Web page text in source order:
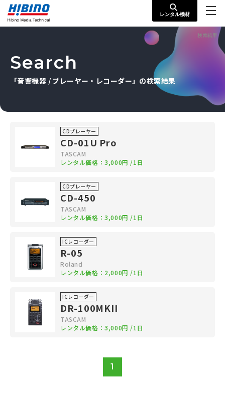
レンタル機材
検索結果
Search
「音響機器 / プレーヤー・レコーダー」の検索結果
CDプレーヤー
CD-01U Pro
TASCAM
レンタル価格：3,000円 /1日
CDプレーヤー
CD-450
TASCAM
レンタル価格：3,000円 /1日
ICレコーダー
R-05
Roland
レンタル価格： 2,000円 /1日
ICレコーダー
DR-100MKII
TASCAM
レンタル価格：3,000円 /1日
1